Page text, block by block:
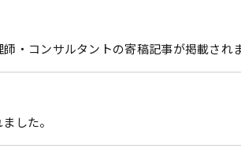
・コンサルタントの寄稿記事が掲載され
した。